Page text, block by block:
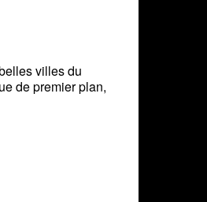
villes du
de premier plan,